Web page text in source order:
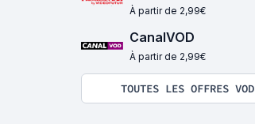
À partir de 2,99€
CanalVOD
À partir de 2,99€
TOUTES LES OFFRES VOD